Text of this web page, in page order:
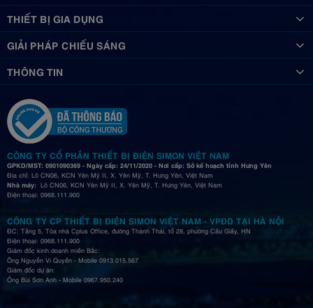
THIẾT BỊ GIA DỤNG
GIẢI PHÁP CHIẾU SÁNG
THÔNG TIN
CÔNG TY CỔ PHẦN THIẾT BỊ ĐIỆN SIMON VIỆT NAM
GPKD/MST: 0901090369 - Ngày cấp: 24/11/2020 - Nơi cấp: Sở kế hoạch tỉnh Hưng Yên
Địa chỉ: Lô CN06, KCN Yên Mỹ II, X. Yên Mỹ, T. Hưng Yên, Việt Nam
Nhà máy: Lô CN06, KCN Yên Mỹ II, X. Yên Mỹ, T. Hưng Yên, Việt Nam
Điện thoại: 0968.111.900
CÔNG TY CP THIẾT BỊ ĐIỆN SIMON VIỆT NAM - VPĐD TẠI HÀ NỘI
ĐC: Tầng 5, Tòa nhà Cplus Office, đường Thành Thái, tổ 28, phường Cầu Giấy, HN
Điện thoại: 0968.111.900
Giám đốc kinh doanh miền Bắc:
Ông Nguyễn Vi Quyền - Mobile 0913.015.567
Giám đốc dự án:
Ông Bùi Sơn Anh - Mobile 0967.950.240